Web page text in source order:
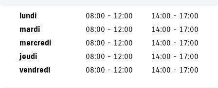
lundi 08:00 - 12:00
14:00 - 17:00
mardi
08:00 - 12:00
14:00 - 17:00
mercredi
08:00 - 12:00
14:00 - 17:00
jeudi
08:00 - 12:00
14:00 - 17:00
vendredi
08:00 - 12:00 14:00 - 17:00